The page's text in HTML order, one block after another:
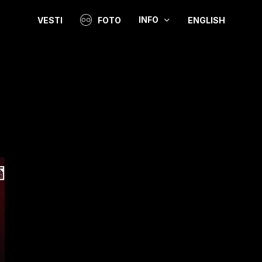
VESTI FOTO INFO ENGLISH